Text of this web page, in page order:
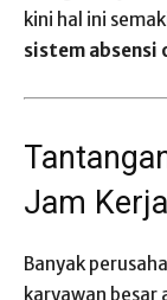
kini hal ini
sistem absensi
Jam Kerja
Banyak
karyawan